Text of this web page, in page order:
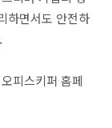
하면서도 안전하
피스키퍼 홈페